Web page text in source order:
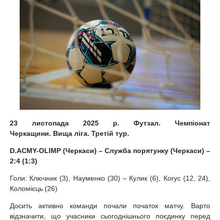
23
листопада 2025 р. Футзал. Чемпіонат
Черкащини. Вища ліга. Третій тур.
D.ACMY-OLIMP (Черкаси) – Служба порятунку (Черкаси) –
2:4 (1:3)
Голи: Ключник (3), Науменко (30) – Кулик (6), Когус (12, 24),
Коломієць (26)
Досить активно команди почали початок матчу. Варто
відзначити, що учасники сьогоднішнього поєдинку перед